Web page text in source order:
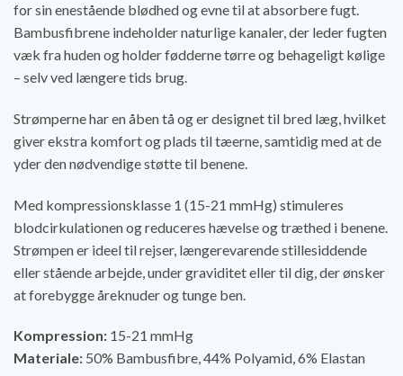
for sin enestående blødhed og evne til at absorbere fugt.
Bambusfibrene indeholder naturlige kanaler, der leder fugten
væk fra huden og holder fødderne tørre og behageligt kølige
– selv ved længere tids brug.
Strømperne har en åben tå og er designet til bred læg, hvilket
giver ekstra komfort og plads til tæerne, samtidig med at de
yder den nødvendige støtte til benene.
Med kompressionsklasse 1 (15-21 mmHg) stimuleres
blodcirkulationen og reduceres hævelse og træthed i benene.
Strømpen er ideel til rejser, længerevarende stillesiddende
eller stående arbejde, under graviditet eller til dig, der ønsker
at forebygge åreknuder og tunge ben.
Kompression: 15-21 mmHg
Materiale: 50% Bambusfibre, 44% Polyamid, 6% Elastan